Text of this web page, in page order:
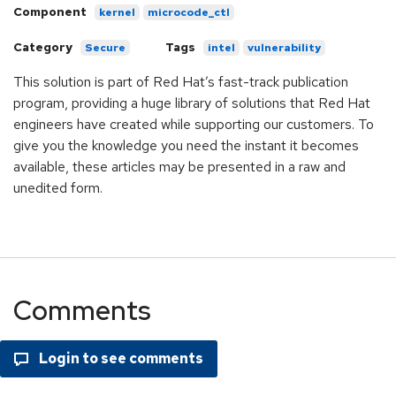
Component kernel microcode_ctl
Category Secure Tags intel vulnerability
This solution is part of Red Hat’s fast-track publication
program, providing a huge library of solutions that Red Hat
engineers have created while supporting our customers. To
give you the knowledge you need the instant it becomes
available, these articles may be presented in a raw and
unedited form.
Comments